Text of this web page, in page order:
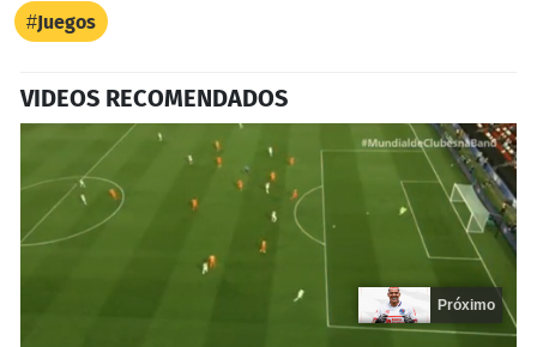
Juegos
VIDEOS RECOMENDADOS
Próximo